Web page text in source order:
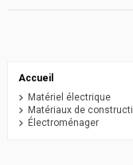
Accueil
Matériel électrique
Matériaux de
Électroménager